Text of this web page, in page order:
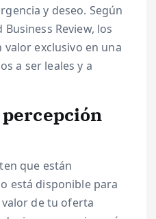
y deseo. Según
Review, los
exclusivo en una
a ser leales y a
que están
está disponible para
de tu oferta